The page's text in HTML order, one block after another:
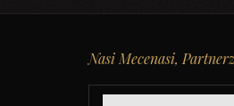
Nasi Mecenasi,